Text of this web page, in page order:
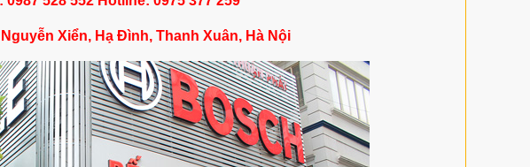
Xiển, Hạ Đình, Thanh Xuân, Hà Nội